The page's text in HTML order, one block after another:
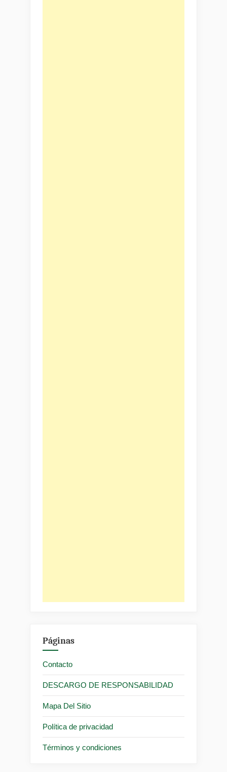
Páginas
Contacto
DESCARGO DE RESPONSABILIDAD
Mapa Del Sitio
Política de privacidad
Términos y condiciones